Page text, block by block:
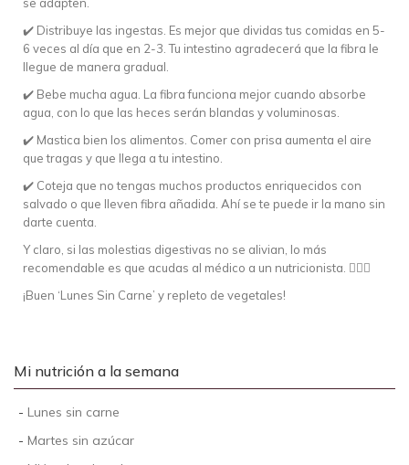
se adapten.
✔️ Distribuye las ingestas. Es mejor que dividas tus comidas en 5-
6 veces al día que en 2-3. Tu intestino agradecerá que la fibra le
llegue de manera gradual.
✔️ Bebe mucha agua. La fibra funciona mejor cuando absorbe
agua, con lo que las heces serán blandas y voluminosas.
✔️ Mastica bien los alimentos. Comer con prisa aumenta el aire
que tragas y que llega a tu intestino.
✔️ Coteja que no tengas muchos productos enriquecidos con
salvado o que lleven fibra añadida. Ahí se te puede ir la mano sin
darte cuenta.
Y claro, si las molestias digestivas no se alivian, lo más
recomendable es que acudas al médico a un nutricionista. 🙋🏻‍♀️
¡Buen ‘Lunes Sin Carne’ y repleto de vegetales!
Mi nutrición a la semana
- Lunes sin carne
- Martes sin azúcar